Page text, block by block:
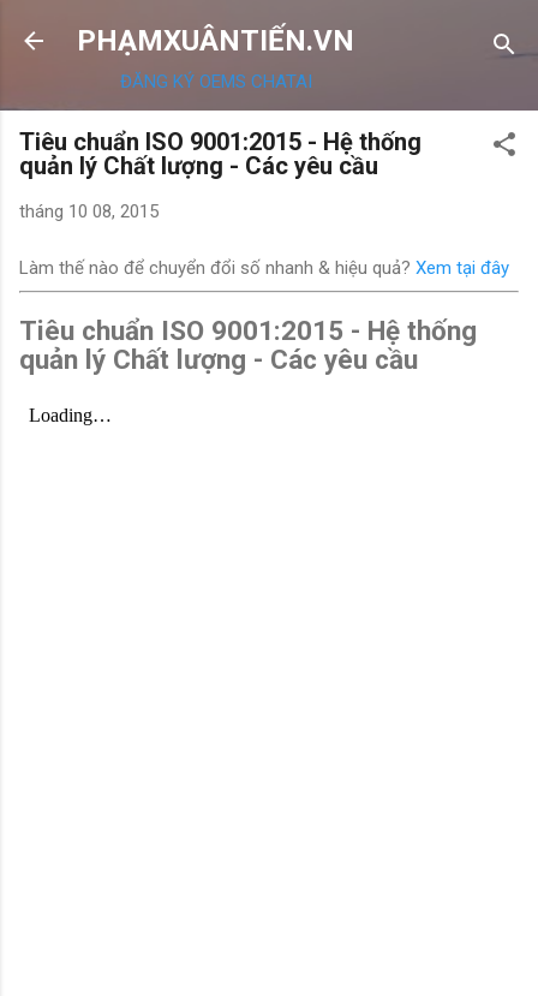
Chuyển đến nội dung chính
PHẠMXUÂNTIẾN.VN
ĐĂNG KÝ OEMS CHATAI
Tiêu chuẩn ISO 9001:2015 - Hệ thống
quản lý Chất lượng - Các yêu cầu
tháng 10 08, 2015
Làm thế nào để chuyển đổi số nhanh & hiệu quả? Xem tại đây
Tiêu chuẩn ISO 9001:2015 - Hệ thống
quản lý Chất lượng - Các yêu cầu